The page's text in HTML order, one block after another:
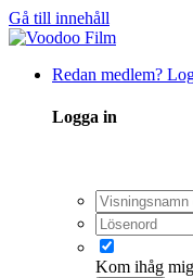
Gå till innehåll
Redan medlem?
Logga in
Kom ihåg mig